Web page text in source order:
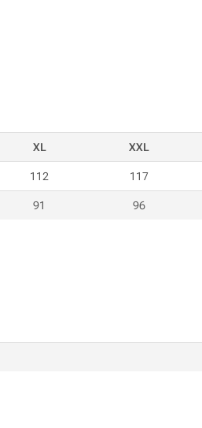
XL XXL
112 117
91 96